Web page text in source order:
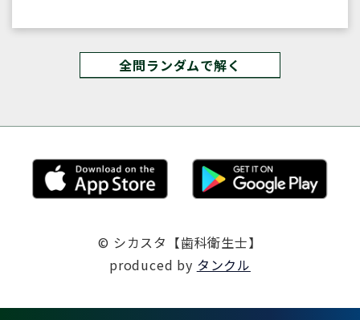
全問ランダムで解く
© シカスタ【歯科衛生士】
produced by タンクル